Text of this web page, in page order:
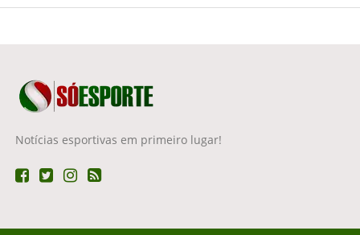
Notícias esportivas em primeiro lugar!